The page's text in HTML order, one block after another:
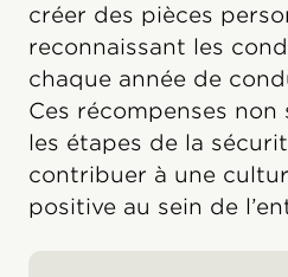
créer des pièces
reconnaissant les
chaque année de
Ces récompenses
les étapes de la
contribuer à une
positive au sein de